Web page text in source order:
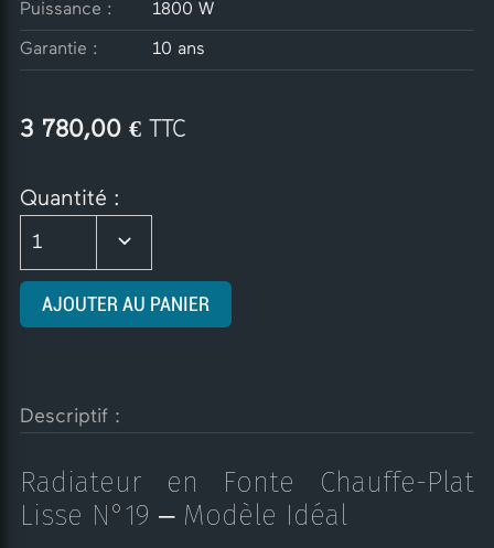
Puissance : 1800 W
Garantie : 10 ans
3 780,00 € TTC
Quantité :
1
AJOUTER AU PANIER
Descriptif :
Radiateur en Fonte Chauffe-Plat
Lisse N°19 – Modèle Idéal